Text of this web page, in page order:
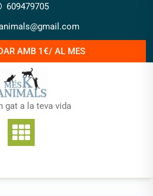
609479705
AMB 1€/ AL MES
gat a la teva vida